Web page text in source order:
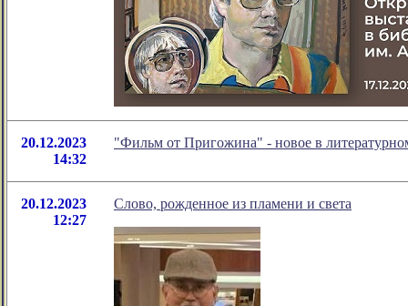
20.12.2023
14:32
"Фильм от Пригожина" - новое в
20.12.2023
12:27
Слово, рожденное из пламени и света